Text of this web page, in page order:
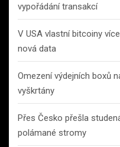
vypořádání transakcí
V USA vlastní bitcoiny
nová data
Omezení výdejních boxů
vyškrtány
Přes Česko přešla
polámané stromy